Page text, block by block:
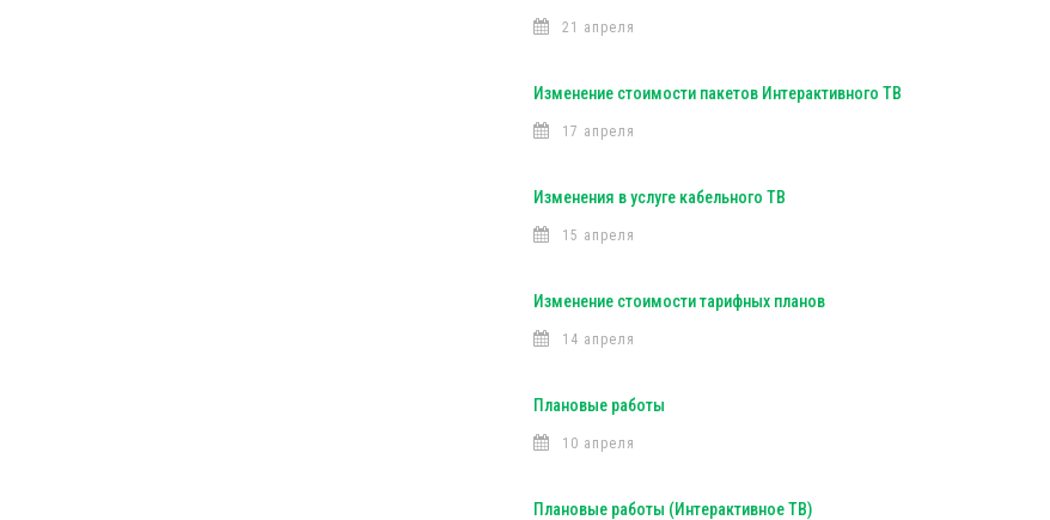
21 апреля
Изменение стоимости пакетов Интерактивного ТВ
17 апреля
Изменения в услуге кабельного ТВ
15 апреля
Изменение стоимости тарифных планов
14 апреля
Плановые работы
10 апреля
Плановые работы (Интерактивное ТВ)